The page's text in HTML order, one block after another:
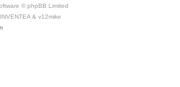
© phpBB Limited
& v12mike